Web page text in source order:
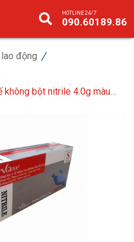
HOTLINE 24/7
090.60189.86
động
không bột nitrile 4.0g màu